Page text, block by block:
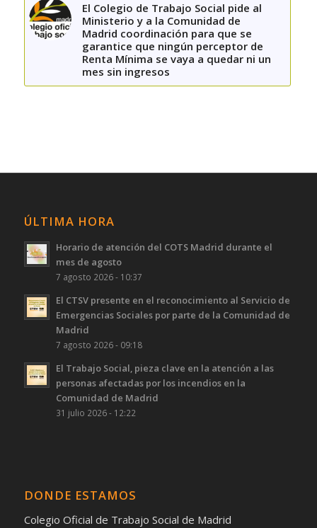
El Colegio de Trabajo Social pide al
Ministerio y a la Comunidad de
Madrid coordinación para que se
garantice que ningún perceptor de
Renta Mínima se vaya a quedar ni un
mes sin ingresos
ÚLTIMA HORA
Horario de atención del COTS Madrid durante el
mes de agosto
7 agosto 2026 - 10:37
El CTSV presente en el reconocimiento al Servicio de
Emergencias Sociales por parte de la Comunidad de
Madrid
7 agosto 2026 - 09:18
El Trabajo Social, pieza clave en la atención a las
personas afectadas por los incendios en la
Comunidad de Madrid
31 julio 2026 - 12:22
DONDE ESTAMOS
Colegio Oficial de Trabajo Social de Madrid